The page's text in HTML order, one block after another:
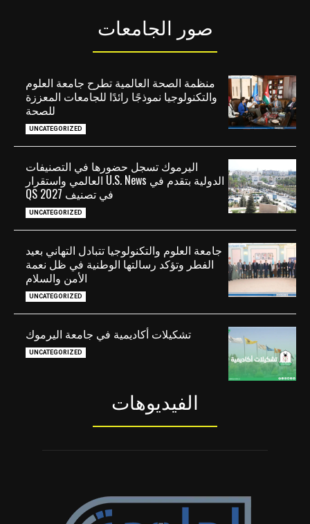
صور الجامعات
منظمة الصحة العالمية تطرح جامعة العلوم
والتكنولوجيا نموذجًا رائدًا للجامعات المعززة
للصحة
UNCATEGORIZED
اليرموك تسجل حضورها في التصنيفات
الدولية بتقدم في U.S. News العالمي واستقرار
في تصنيف QS 2027
UNCATEGORIZED
جامعة العلوم والتكنولوجيا تتبادل التهاني بعيد
الفطر وتؤكد رسالتها الوطنية في ظل نعمة
الأمن والسلام
UNCATEGORIZED
تشكيلات أكاديمية في جامعة اليرموك
UNCATEGORIZED
الفيديوهات